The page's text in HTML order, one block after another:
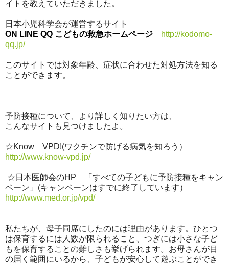
イトを教えていただきました。
日本小児科学会が運営するサイト
ON LINE QQ こどもの救急ホームページ
http://kodomo-
qq.jp/
このサイトでは対象年齢、症状に合わせた対処方法を知る
ことができます。
予防接種について、より詳しく知りたい方は、
こんなサイトも見つけましたよ。
☆Know VPD!(ワクチンで防げる病気を知ろう）
http://www.know-vpd.jp/
☆日本医師会のHP 「すべての子どもに予防接種をキャン
ペーン」(キャンペーンはすでに終了しています）
http://www.med.or.jp/vpd/
私たちが、母子同席にしたのには理由があります。ひとつ
は保育するには人数が限られること、つぎには小さな子ど
もを保育することの難しさも挙げられます。お母さんが目
の届く範囲にいるから、子どもが安心して遊ぶことができ